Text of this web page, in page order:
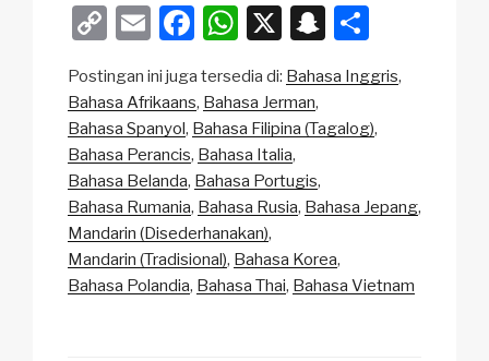
C
p
y
Li
n
k
E
ail
F
c
e
b
o
o
k
W
at
s
A
p
p
X
S
a
p
h
ar
e
Postingan ini juga tersedia di: Bahasa Inggris
Bahasa Afrikaans Bahasa Jerman
Bahasa Spanyol
Bahasa Filipina (Tagalog)
Bahasa Perancis Bahasa Italia
Bahasa Belanda Bahasa Portugis
Bahasa Rumania Bahasa Rusia Bahasa Jepang
Mandarin (Disederhanakan)
Mandarin (Tradisional) Bahasa Korea
Bahasa Polandia Bahasa Thai Bahasa Vietnam